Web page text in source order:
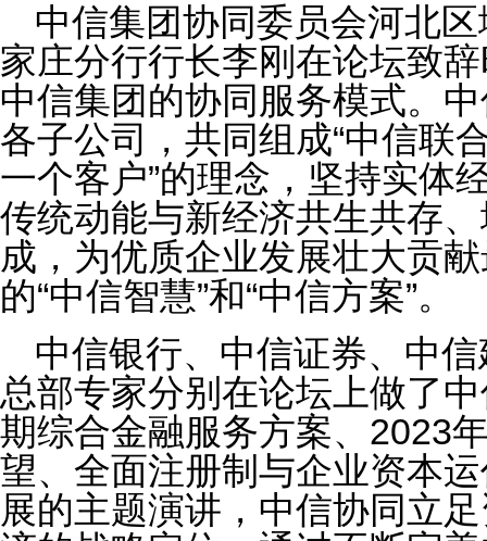
中信集团协同委员会河北
家庄分行行长李刚在论坛致
中信集团的协同服务模式。
各子公司，共同组成“中信联
一个客户”的理念，坚持实体
传统动能与新经济共生共存
成，为优质企业发展壮大贡
的“中信智慧”和“中信方案”。
中信银行、中信证券、中
总部专家分别在论坛上做了
期综合金融服务方案、2023
望、全面注册制与企业资本
展的主题演讲，中信协同立